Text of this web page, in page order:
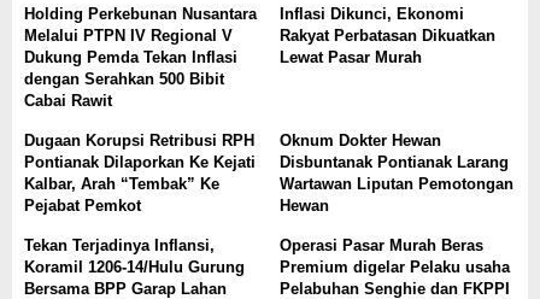
Holding Perkebunan Nusantara
Melalui PTPN IV Regional V
Dukung Pemda Tekan Inflasi
dengan Serahkan 500 Bibit
Cabai Rawit
Inflasi Dikunci, Ekonomi
Rakyat Perbatasan Dikuatkan
Lewat Pasar Murah
Dugaan Korupsi Retribusi RPH
Pontianak Dilaporkan Ke Kejati
Kalbar, Arah “Tembak” Ke
Pejabat Pemkot
Oknum Dokter Hewan
Disbuntanak Pontianak Larang
Wartawan Liputan Pemotongan
Hewan
Tekan Terjadinya Inflansi,
Koramil 1206-14/Hulu Gurung
Bersama BPP Garap Lahan
Operasi Pasar Murah Beras
Premium digelar Pelaku usaha
Pelabuhan Senghie dan FKPPI